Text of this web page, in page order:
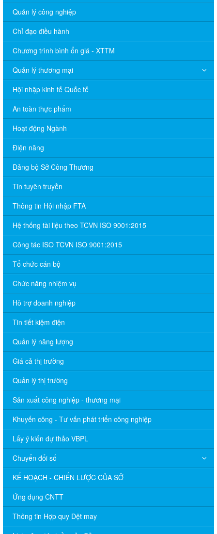
Quản lý công nghiệp
Chỉ đạo điều hành
Chương trình bình ổn giá - XTTM
Quản lý thương mại
Hội nhập kinh tế Quốc tế
An toàn thực phẩm
Hoạt động Ngành
Điện năng
Đảng bộ Sở Công Thương
Tin tuyên truyền
Thông tin Hội nhập FTA
Hệ thống tài liệu theo TCVN ISO 9001:2015
Công tác ISO TCVN ISO 9001:2015
Tổ chức cán bộ
Chức năng nhiệm vụ
Hỗ trợ doanh nghiệp
Tin tiết kiệm điện
Quản lý năng lượng
Giá cả thị trường
Quản lý thị trường
Sản xuất công nghiệp - thương mại
Khuyến công - Tư vấn phát triển công nghiệp
Lấy ý kiến dự thảo VBPL
Chuyển đổi số
KẾ HOẠCH - CHIẾN LƯỢC CỦA SỞ
Ứng dụng CNTT
Thông tin Hợp quy Dệt may